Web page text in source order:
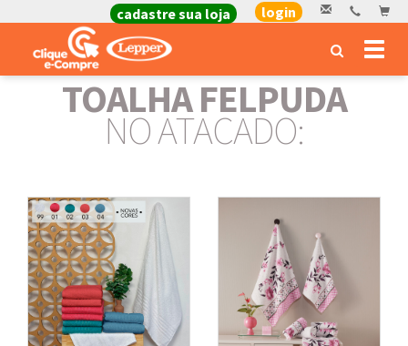
cadastre sua loja login
TOALHA FELPUDA
NO ATACADO: